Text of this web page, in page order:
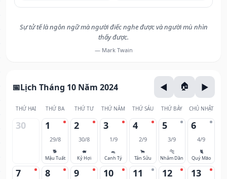
Sự tử tế là ngôn ngữ mà người điếc nghe được và người mù nhìn
thấy được.
— Mark Twain
Lịch Tháng 10 Năm 2024
THỨ HAI THỨ BA THỨ TƯ THỨ NĂM THỨ SÁU THỨ BẢY CHỦ NHẬT
30 1
29/8
🐕
Mậu Tuất
2
30/8
🐖
Kỷ Hợi
3
1/9
🐀
Canh Tý
4
2/9
🐂
Tân Sửu
5
3/9
🐅
Nhâm Dần
6
4/9
🐈
Quý Mão
7 8 9 10 11 12 13